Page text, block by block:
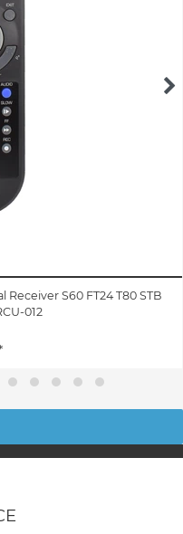
S60 FT24 T80 STB
012